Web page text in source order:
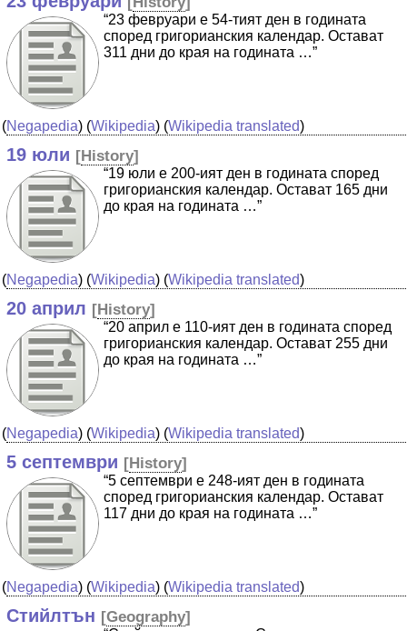
“23 февруари е 54-тият ден в годината
според григорианския календар. Остават
311 дни до края на годината …”
(Negapedia) (Wikipedia) (Wikipedia translated)
19 юли [History]
“19 юли е 200-ият ден в годината според
григорианския календар. Остават 165 дни
до края на годината …”
(Negapedia) (Wikipedia) (Wikipedia translated)
20 април [History]
“20 април е 110-ият ден в годината според
григорианския календар. Остават 255 дни
до края на годината …”
(Negapedia) (Wikipedia) (Wikipedia translated)
5 септември [History]
“5 септември е 248-ият ден в годината
според григорианския календар. Остават
117 дни до края на годината …”
(Negapedia) (Wikipedia) (Wikipedia translated)
Стийлтън [Geography]